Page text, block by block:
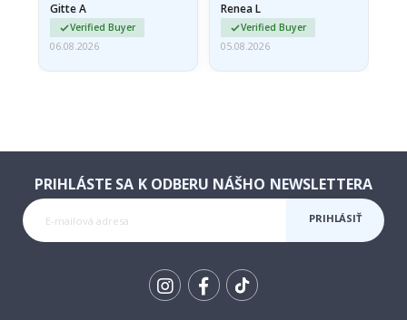
Gitte A
Verified Buyer
06.08.2026
poškodený. Problém
som…
Renea L
Verified Buyer
05.08.2026
PRIHLÁSTE SA K ODBERU NÁŠHO NEWSLETTERA
PRIHLÁSIŤ